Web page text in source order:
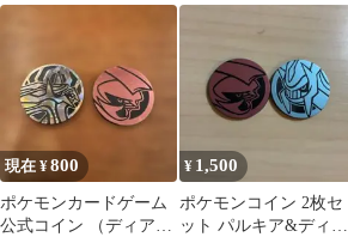
ク＆パルキア（2015年
ゲーム ポケモンコイン
コレクション 第2弾」
現在 ¥800
ポケモンカードゲーム
公式コイン （ディアル
¥ 1,500
ポケモンコイン 2枚セ
ット パルキア&ディア